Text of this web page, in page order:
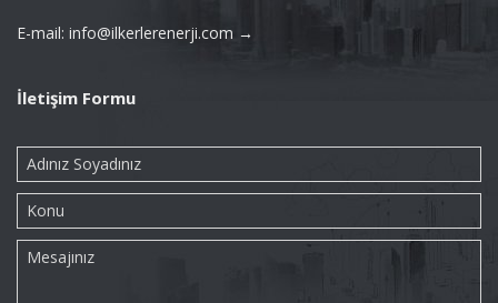
E-mail: info@ilkerlerenerji.com →
İletişim Formu